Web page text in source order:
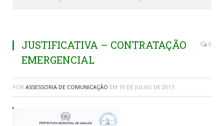
JUSTIFICATIVA – CONTRATAÇÃO
EMERGENCIAL
0
POR ASSESSORIA DE COMUNICAÇÃO EM 19 DE JULHO DE 2017